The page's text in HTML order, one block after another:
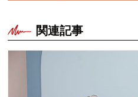
関連記事